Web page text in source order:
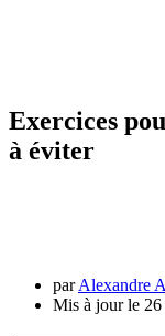
Exercices
à éviter
parAlexandre